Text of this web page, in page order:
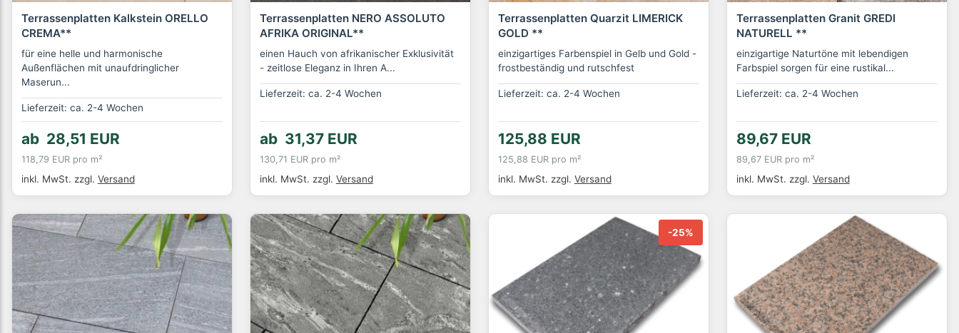
Terrassenplatten Kalkstein ORELLO
CREMA**
für eine helle und harmonische
Außenflächen mit unaufdringlicher
Maserun...
Lieferzeit: ca. 2-4 Wochen
ab 28,51 EUR
118,79 EUR pro m²
inkl. MwSt. zzgl. Versand
Terrassenplatten NERO ASSOLUTO
AFRIKA ORIGINAL**
einen Hauch von afrikanischer Exklusivität
- zeitlose Eleganz in Ihren A...
Lieferzeit: ca. 2-4 Wochen
ab 31,37 EUR
130,71 EUR pro m²
inkl. MwSt. zzgl. Versand
Terrassenplatten Quarzit LIMERICK
GOLD **
einzigartiges Farbenspiel in Gelb und Gold -
frostbeständig und rutschfest
Lieferzeit: ca. 2-4 Wochen
125,88 EUR
125,88 EUR pro m²
inkl. MwSt. zzgl. Versand
Terrassenplatten Granit GREDI
NATURELL **
einzigartige Naturtöne mit lebendigen
Farbspiel sorgen für eine rustikal...
Lieferzeit: ca. 2-4 Wochen
89,67 EUR
89,67 EUR pro m²
inkl. MwSt. zzgl. Versand
-25%